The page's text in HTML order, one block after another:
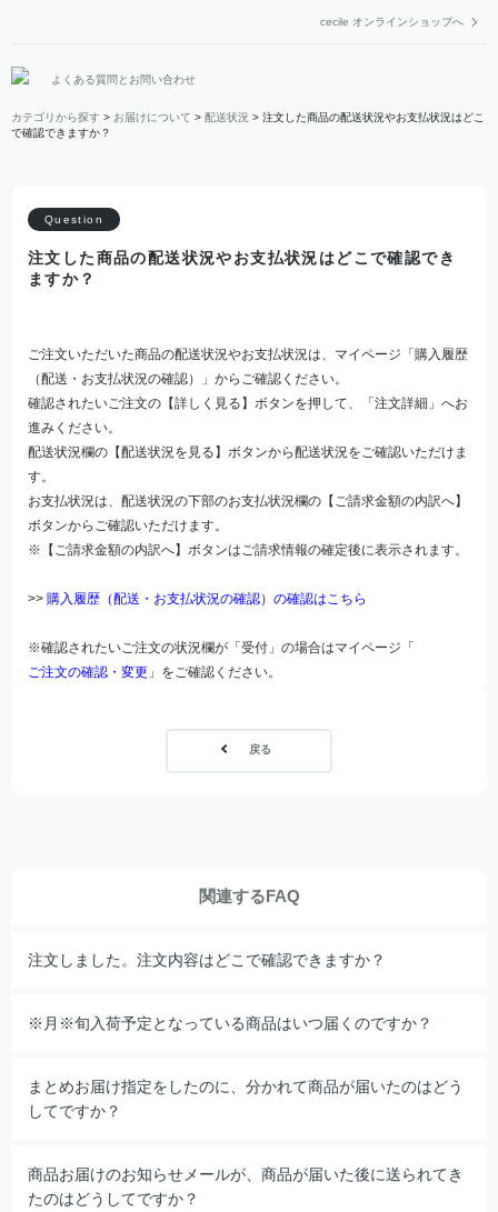
cecile オンラインショップへ
よくある質問とお問い合わせ
カテゴリから探す > お届けについて > 配送状況 > 注文した商品の配送状況やお支払状況はどこ
で確認できますか？
注文した商品の配送状況やお支払状況はどこで確認でき
ますか？
ご注文いただいた商品の配送状況やお支払状況は、マイページ「購入履歴
（配送・お支払状況の確認）」からご確認ください。
確認されたいご注文の【詳しく見る】ボタンを押して、「注文詳細」へお
進みください。
配送状況欄の【配送状況を見る】ボタンから配送状況をご確認いただけま
す。
お支払状況は、配送状況の下部のお支払状況欄の【ご請求金額の内訳へ】
ボタンからご確認いただけます。
※【ご請求金額の内訳へ】ボタンはご請求情報の確定後に表示されます。
>> 購入履歴（配送・お支払状況の確認）の確認はこちら
※確認されたいご注文の状況欄が「受付」の場合はマイページ「
ご注文の確認・変更 」をご確認ください。
戻る
関連するFAQ
注文しました。注文内容はどこで確認できますか？
※月※旬入荷予定となっている商品はいつ届くのですか？
まとめお届け指定をしたのに、分かれて商品が届いたのはどう
してですか？
商品お届けのお知らせメールが、商品が届いた後に送られてき
たのはどうしてですか？